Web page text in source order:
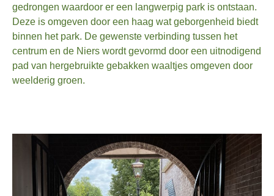
gedrongen waardoor er een langwerpig park is ontstaan.
Deze is omgeven door een haag wat geborgenheid biedt
binnen het park. De gewenste verbinding tussen het
centrum en de Niers wordt gevormd door een uitnodigend
pad van hergebruikte gebakken waaltjes omgeven door
weelderig groen.